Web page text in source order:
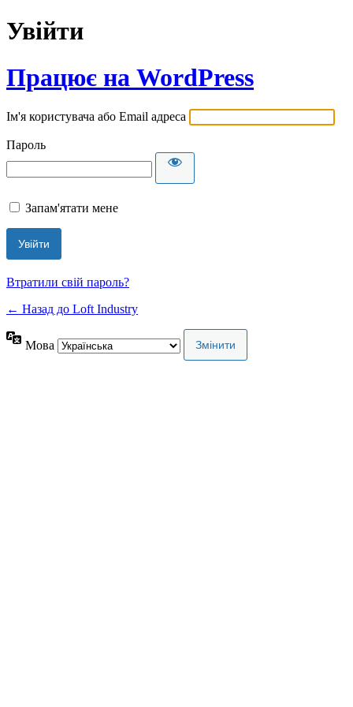
Увійти
Працює на WordPress
Ім'я користувача або Email адреса
Пароль
Запам'ятати мене
Втратили свій пароль?
← Назад до Loft Industry
Мова